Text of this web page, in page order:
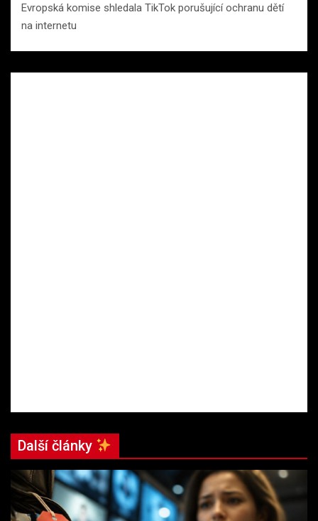
Evropská komise shledala TikTok porušující ochranu dětí
na internetu
Další články